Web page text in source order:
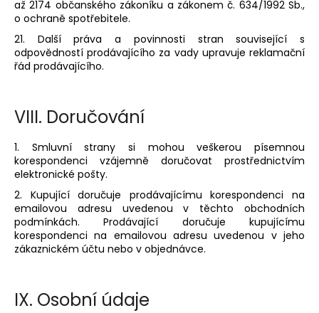
až 2174 občanského zákoníku a zákonem č. 634/1992 Sb.,
o ochraně spotřebitele.
21. Další práva a povinnosti stran související s
odpovědností prodávajícího za vady upravuje reklamační
řád prodávajícího.
VIII. Doručování
1. Smluvní strany si mohou veškerou písemnou
korespondenci vzájemně doručovat prostřednictvím
elektronické pošty.
2. Kupující doručuje prodávajícímu korespondenci na
emailovou adresu uvedenou v těchto obchodních
podmínkách. Prodávající doručuje kupujícímu
korespondenci na emailovou adresu uvedenou v jeho
zákaznickém účtu nebo v objednávce.
IX. Osobní údaje